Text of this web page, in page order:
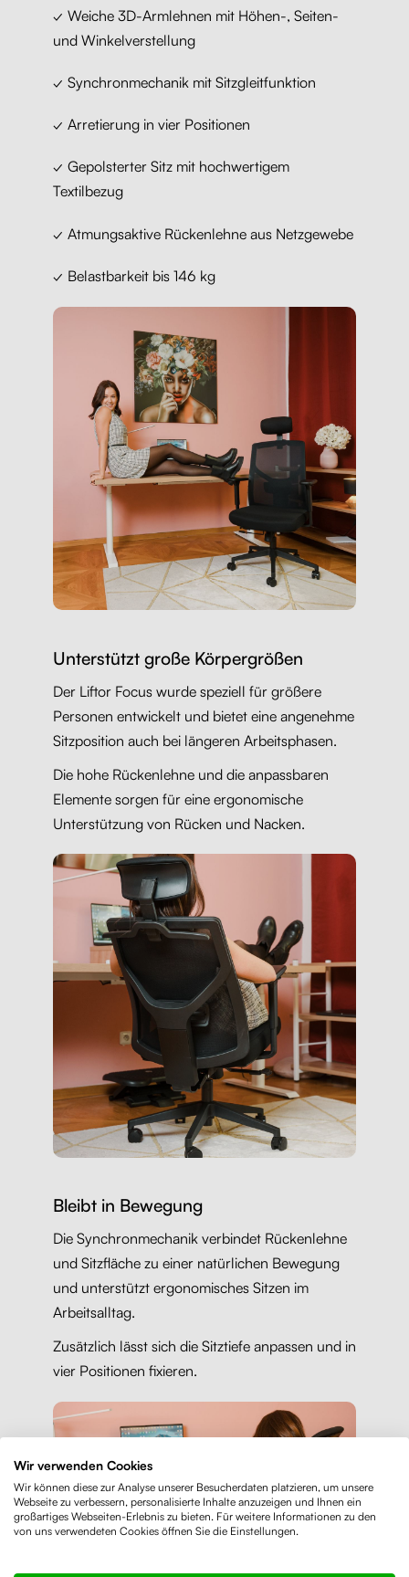
✓ Weiche 3D-Armlehnen mit Höhen-, Seiten-
und Winkelverstellung
✓ Synchronmechanik mit Sitzgleitfunktion
✓ Arretierung in vier Positionen
✓ Gepolsterter Sitz mit hochwertigem
Textilbezug
✓ Atmungsaktive Rückenlehne aus Netzgewebe
✓ Belastbarkeit bis 146 kg
Unterstützt große Körpergrößen
Der Liftor Focus wurde speziell für größere
Personen entwickelt und bietet eine angenehme
Sitzposition auch bei längeren Arbeitsphasen.
Die hohe Rückenlehne und die anpassbaren
Elemente sorgen für eine ergonomische
Unterstützung von Rücken und Nacken.
Bleibt in Bewegung
Die Synchronmechanik verbindet Rückenlehne
und Sitzfläche zu einer natürlichen Bewegung
und unterstützt ergonomisches Sitzen im
Arbeitsalltag.
Zusätzlich lässt sich die Sitztiefe anpassen und in
vier Positionen fixieren.
Wir verwenden Cookies
Wir können diese zur Analyse unserer Besucherdaten platzieren, um unsere
Webseite zu verbessern, personalisierte Inhalte anzuzeigen und Ihnen ein
großartiges Webseiten-Erlebnis zu bieten. Für weitere Informationen zu den
von uns verwendeten Cookies öffnen Sie die Einstellungen.